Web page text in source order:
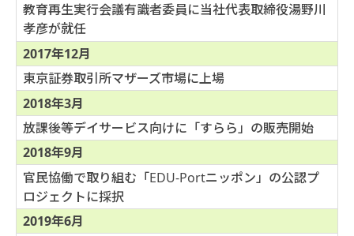
教育再生実行会議有識者委員に当社代表取締役湯野川
孝彦が就任
2017年12月
東京証券取引所マザーズ市場に上場
2018年3月
放課後等デイサービス向けに「すらら」の販売開始
2018年9月
官民協働で取り組む「EDU-Portニッポン」の公認プ
ロジェクトに採択
2019年6月